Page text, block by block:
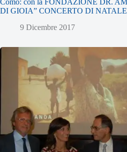
DI GIOIA” CONCERTO DI
9 Dicembre 2017